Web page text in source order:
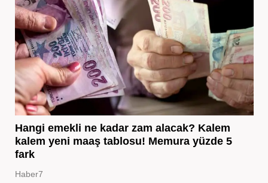
Hangi emekli ne kadar zam alacak? Kalem
kalem yeni maaş tablosu! Memura yüzde 5
fark
Haber7